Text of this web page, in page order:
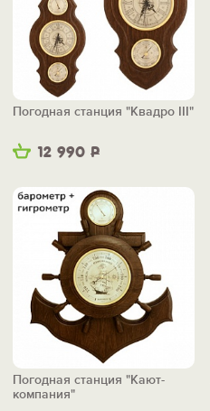
12 990 Р
Погодная станция "Квадро III"
Погодная станция "Кают-
компания"